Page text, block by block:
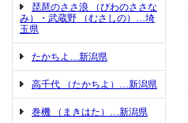
琵琶のささ浪 （びわのささな
み）・武蔵野 （むさしの）…埼
玉県
たかちよ…新潟県
高千代 （たかちよ）…新潟県
巻機 （まきはた）…新潟県